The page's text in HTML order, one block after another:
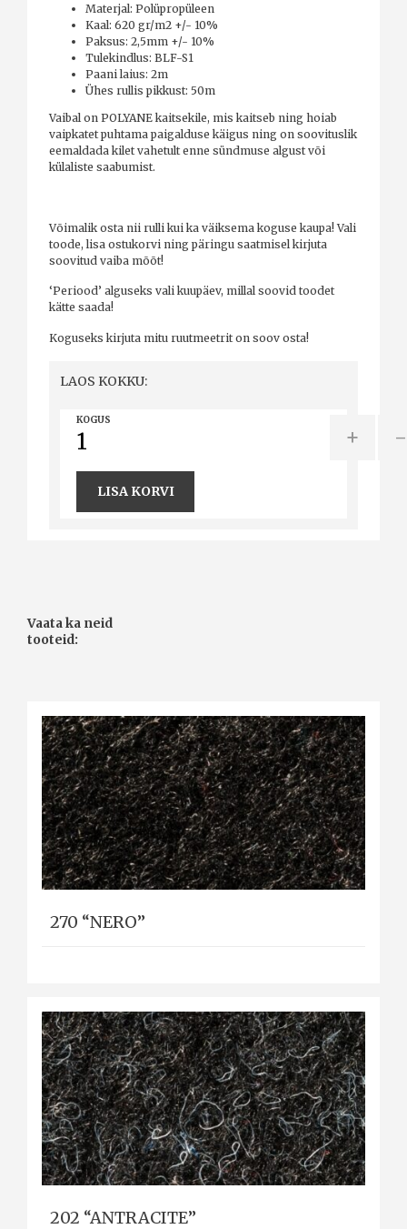
Materjal: Polüpropüleen
Kaal: 620 gr/m2 +/- 10%
Paksus: 2,5mm +/- 10%
Tulekindlus: BLF-S1
Paani laius: 2m
Ühes rullis pikkust: 50m
Vaibal on POLYANE kaitsekile, mis kaitseb ning hoiab
vaipkatet puhtama paigalduse käigus ning on soovituslik
eemaldada kilet vahetult enne sündmuse algust või
külaliste saabumist.
Võimalik osta nii rulli kui ka väiksema koguse kaupa! Vali
toode, lisa ostukorvi ning päringu saatmisel kirjuta
soovitud vaiba mõõt!
‘Periood’ alguseks vali kuupäev, millal soovid toodet
kätte saada!
Koguseks kirjuta mitu ruutmeetrit on soov osta!
LAOS KOKKU:
KOGUS
+ -
LISA KORVI
Vaata ka neid
tooteid:
270 “NERO”
202 “ANTRACITE”